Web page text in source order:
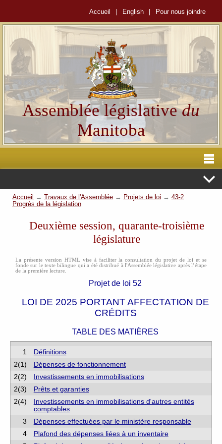
Accueil English Pour nous joindre
Assemblée législativedu
Manitoba
Accueil → Travaux de l'Assemblée → Projets de loi → 43-2
Progrès de la législation
Deuxième session, quarante-troisième
législature
La présente version HTML vise à faciliter la consultation du projet de loi et se
fonde sur le texte bilingue qui a été distribué à l'Assemblée législative après l’étape
de la première lecture.
Projet de loi 52
LOI DE 2025 PORTANT AFFECTATION DE
CRÉDITS
TABLE DES MATIÈRES
1
Définitions
2(1)
Dépenses de fonctionnement
2(2)
Investissements en immobilisations
2(3)
Prêts et garanties
2(4)
Investissements en immobilisations d'autres entités
comptables
3
Dépenses effectuées par le ministère responsable
4
Plafond des dépenses liées à un inventaire